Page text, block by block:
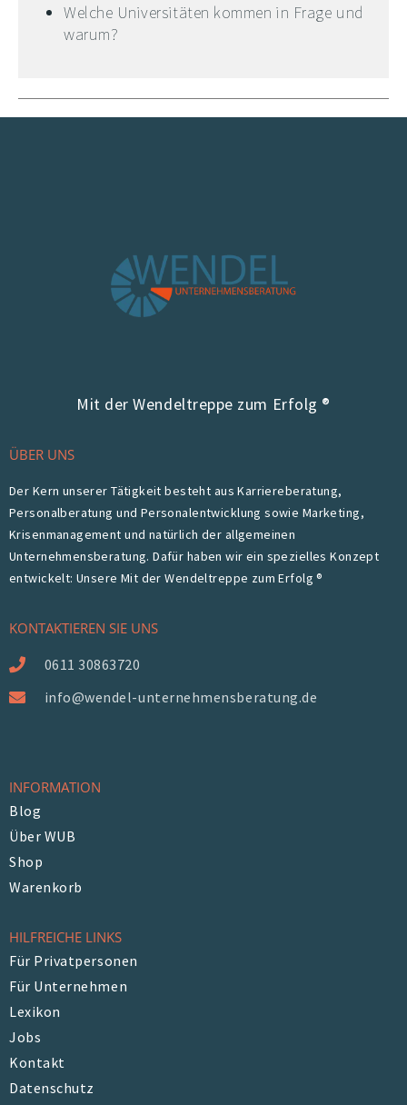
Welche Universitäten kommen in Frage und
warum?
Mit der Wendeltreppe zum Erfolg ®
ÜBER UNS
Der Kern unserer Tätigkeit besteht aus Karriereberatung,
Personalberatung und Personalentwicklung sowie Marketing,
Krisenmanagement und natürlich der allgemeinen
Unternehmensberatung. Dafür haben wir ein spezielles Konzept
entwickelt: Unsere Mit der Wendeltreppe zum Erfolg ®
KONTAKTIEREN SIE UNS
0611 30863720
info@wendel-unternehmensberatung.de
INFORMATION
Blog
Über WUB
Shop
Warenkorb
HILFREICHE LINKS
Für Privatpersonen
Für Unternehmen
Lexikon
Jobs
Kontakt
Datenschutz